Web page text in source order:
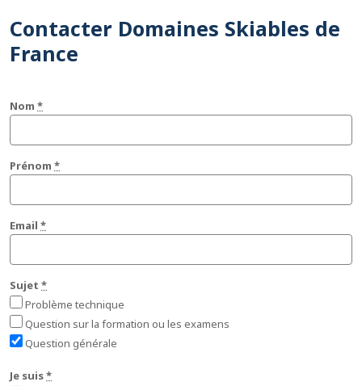
Contacter Domaines Skiables de
France
Nom *
Prénom *
Email *
Sujet *
Problème technique
Question sur la formation ou les examens
Question générale
Je suis*